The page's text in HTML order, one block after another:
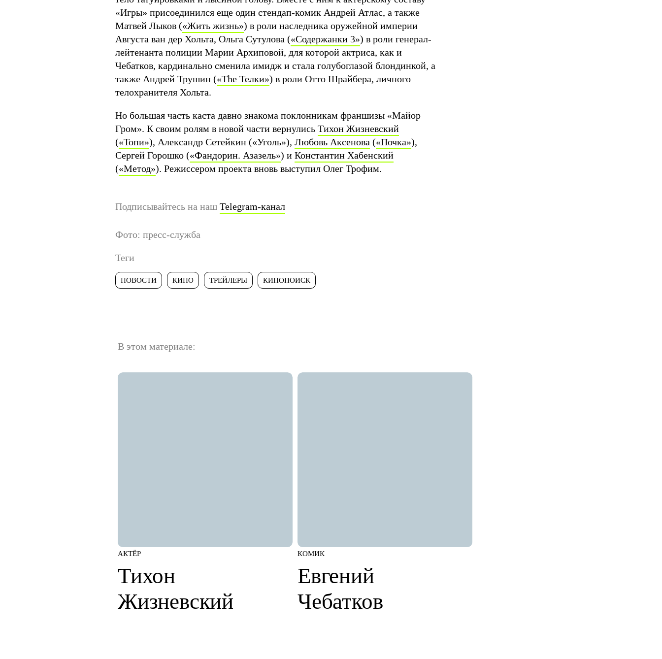
«Игры» присоединился еще один стендап-комик Андрей Атлас, а также
Матвей Лыков («Жить жизнь») в роли наследника оружейной империи
Августа ван дер Хольта, Ольга Сутулова («Содержанки 3») в роли генерал-
лейтенанта полиции Марии Архиповой, для которой актриса, как и
Чебатков, кардинально сменила имидж и стала голубоглазой блондинкой, а
также Андрей Трушин («The Телки») в роли Отто Шрайбера, личного
телохранителя Хольта.
Но большая часть каста давно знакома поклонникам франшизы «Майор
Гром». К своим ролям в новой части вернулись Тихон Жизневский
(«Топи»), Александр Сетейкин («Уголь»), Любовь Аксенова («Почка»),
Сергей Горошко («Фандорин. Азазель») и Константин Хабенский
(«Метод»). Режиссером проекта вновь выступил Олег Трофим.
Подписывайтесь на наш Telegram-канал
Фото: пресс-служба
Теги
НОВОСТИ КИНО ТРЕЙЛЕРЫ КИНОПОИСК
В этом материале:
АКТЁР
Тихон
Жизневский
КОМИК
Евгений
Чебатков